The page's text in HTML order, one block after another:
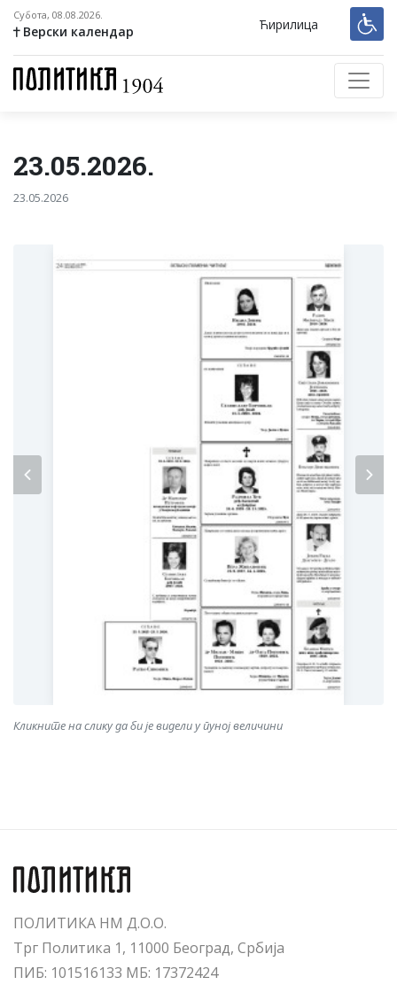
Субота, 08.08.2026.
Верски календар Ћирилица
23.05.2026.
23.05.2026
Previous
Кликните на слику да би је видели у пуној величини
ПОЛИТИКА НМ Д.О.О.
Трг Политика 1, 11000 Београд, Србија
ПИБ: 101516133 МБ: 17372424